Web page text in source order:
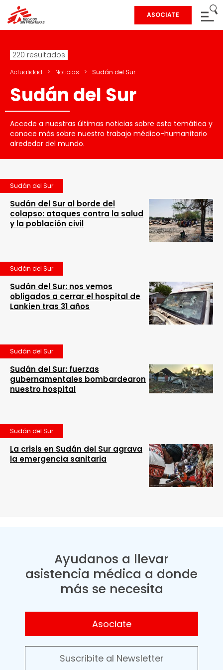
ASOCIATE
220 resultados
Actualidad > Noticias > Sudán del Sur
Sudán del Sur
Accede a nuestras últimas noticias sobre esta temática y
conoce más sobre nuestro trabajo médico-humanitario
alrededor del mundo.
Sudán del Sur
Sudán del Sur al borde del
colapso: ataques contra la salud
y la población civil
Sudán del Sur
Sudán del Sur: nos vemos
obligados a cerrar el hospital de
Lankien tras 31 años
Sudán del Sur
Sudán del Sur: fuerzas
gubernamentales bombardearon
nuestro hospital
Sudán del Sur
La crisis en Sudán del Sur agrava
la emergencia sanitaria
Ayudanos a llevar
asistencia médica a donde
más se necesita
Asociate
Suscribite al Newsletter